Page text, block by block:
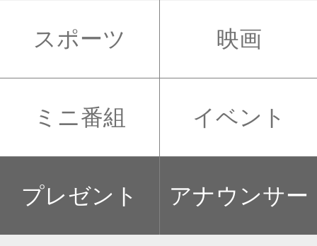
スポーツ 映画
ミニ番組 イベント
プレゼント アナウンサー